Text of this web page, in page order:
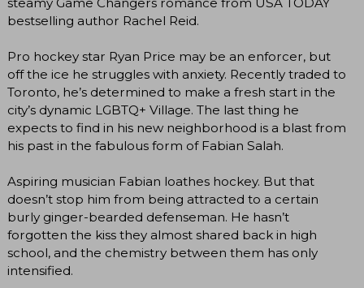
steamy Game Changers romance from USA TODAY
bestselling author Rachel Reid.
Pro hockey star Ryan Price may be an enforcer, but
off the ice he struggles with anxiety. Recently traded to
Toronto, he’s determined to make a fresh start in the
city’s dynamic LGBTQ+ Village. The last thing he
expects to find in his new neighborhood is a blast from
his past in the fabulous form of Fabian Salah.
Aspiring musician Fabian loathes hockey. But that
doesn’t stop him from being attracted to a certain
burly ginger-bearded defenseman. He hasn’t
forgotten the kiss they almost shared back in high
school, and the chemistry between them has only
intensified.